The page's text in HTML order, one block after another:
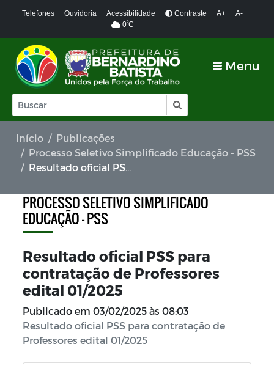
Telefones Ouvidoria Acessibilidade Contraste A+
A-
0ºC
Menu
Início
Publicações
Processo Seletivo Simplificado Educação - PSS
Resultado oficial PSS para contratação de Professores edital 01/2025
PROCESSO SELETIVO SIMPLIFICADO
EDUCAÇÃO - PSS
Resultado oficial PSS para
contratação de Professores
edital 01/2025
Publicado em 03/02/2025 às 08:03
Resultado oficial PSS para contratação de
Professores edital 01/2025